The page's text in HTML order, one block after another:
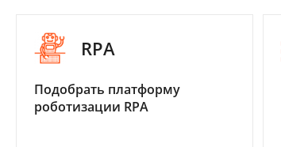
RPA
Подобрать платформу
роботизации RPA